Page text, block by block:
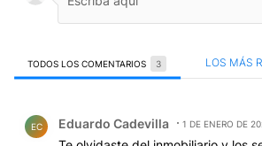
TODOS LOS COMENTARIOS 3 LOS MÁS
EC Eduardo Cadevilla 1 DE ENERO DE